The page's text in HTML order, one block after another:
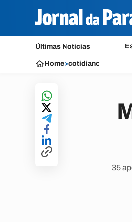
Últimas Notícias
Home>cotidiano
35